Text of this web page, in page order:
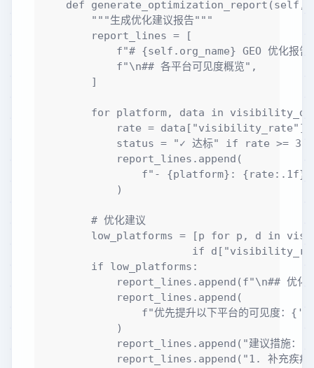
def generate_optimization_report(self,
        """生成优化建议报告"""
        report_lines = [
f"# {self.org_name} GEO 优化报告
            f"\n## 各平台可见度概览",
        ]
for platform, data in
            rate = data["visibility_rate"]
status = "✓ 达标" if rate >= 30
            report_lines.append(
f"- {platform}:
            )
        # 优化建议
low_platforms = [p for p, d in
if
        if low_platforms:
report_lines.append(f"\n## 优化
            report_lines.append(
f"优先提升以下平台的可见度：
            )
            report_lines.append("建议措施：")
report_lines.append("1. 补充疾病-